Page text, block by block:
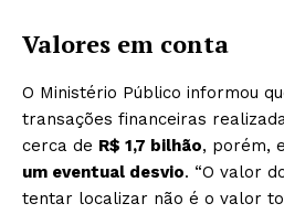
Valores em conta
O Ministério Público informou
transações financeiras
cerca de R$ 1,7 bilhão, porém,
um eventual desvio. “O valor
tentar localizar não é o valor